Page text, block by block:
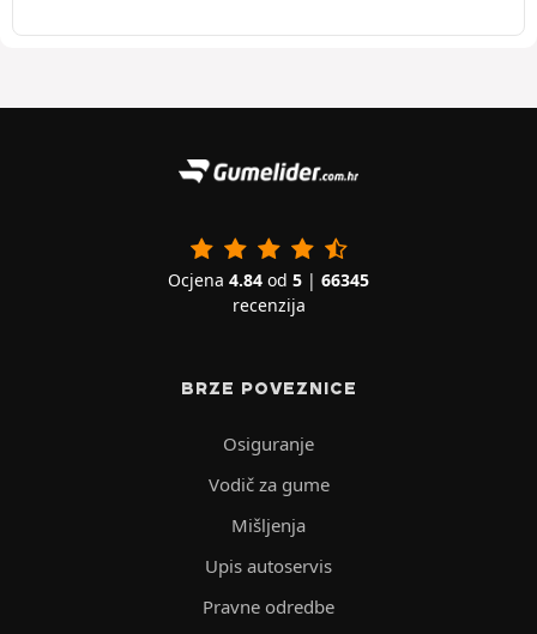
Ocjena 4.84 od 5 | 66345
recenzija
BRZE POVEZNICE
Osiguranje
Vodič za gume
Mišljenja
Upis autoservis
Pravne odredbe